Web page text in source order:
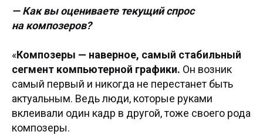
— Как вы оцениваете текущий спрос
на композеров?
«Композеры — наверное, самый стабильный
сегмент компьютерной графики. Он возник
самый первый и никогда не перестанет быть
актуальным. Ведь люди, которые руками
вклеивали один кадр в другой, тоже своего рода
композеры.